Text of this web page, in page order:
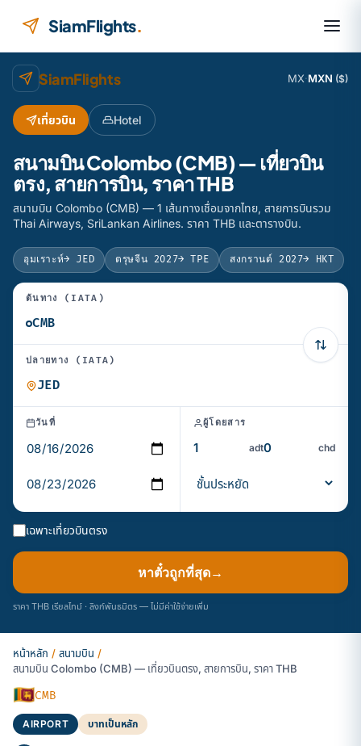
SiamFlights.
SiamFlights MX·MXN ($)
เที่ยวบิน Hotel
สนามบิน Colombo (CMB) — เที่ยวบิน
ตรง, สายการบิน, ราคา THB
สนามบิน Colombo (CMB) — 1 เส้นทางเชื่อมจากไทย, สายการบินรวม
Thai Airways, SriLankan Airlines. ราคา THB และตารางบิน.
อุมเราะห์→ JED ตรุษจีน 2027→ TPE สงกรานต์ 2027→ HKT
ต้นทาง (IATA)
ปลายทาง (IATA)
วันที่ ผู้โดยสาร
adt chd
เฉพาะเที่ยวบินตรง
หาตั๋วถูกที่สุด→
ราคา THB เรียลไทม์ · ลิงก์พันธมิตร — ไม่มีค่าใช้จ่ายเพิ่ม
หน้าหลัก / สนามบิน /
สนามบิน Colombo (CMB) — เที่ยวบินตรง, สายการบิน, ราคา THB
🇱🇰CMB
AIRPORT บาทเป็นหลัก